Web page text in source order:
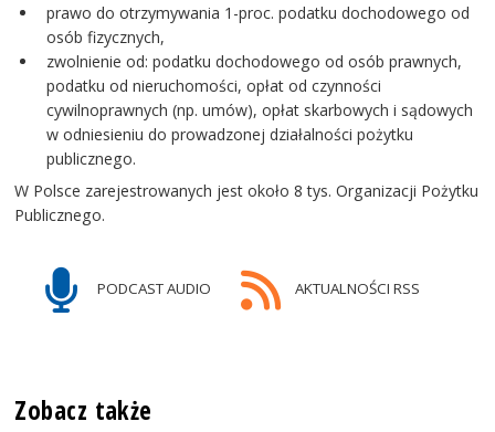
prawo do otrzymywania 1-proc. podatku dochodowego od
osób fizycznych,
zwolnienie od: podatku dochodowego od osób prawnych,
podatku od nieruchomości, opłat od czynności
cywilnoprawnych (np. umów), opłat skarbowych i sądowych
w odniesieniu do prowadzonej działalności pożytku
publicznego.
W Polsce zarejestrowanych jest około 8 tys. Organizacji Pożytku
Publicznego.
PODCAST AUDIO AKTUALNOŚCI RSS
Zobacz także